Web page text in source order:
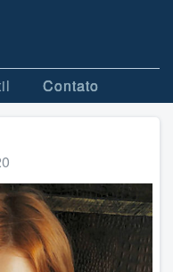
Contato